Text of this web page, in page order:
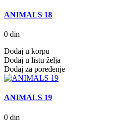
ANIMALS 18
0 din
Dodaj u korpu
Dodaj u listu želja
Dodaj za poređenje
ANIMALS 19
0 din